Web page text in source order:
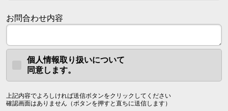
お問合わせ内容
個人情報取り扱いについて
同意します。
上記内容でよろしければ送信ボタンをクリックしてください
確認画面はありません（ボタンを押すと直ちに送信します）